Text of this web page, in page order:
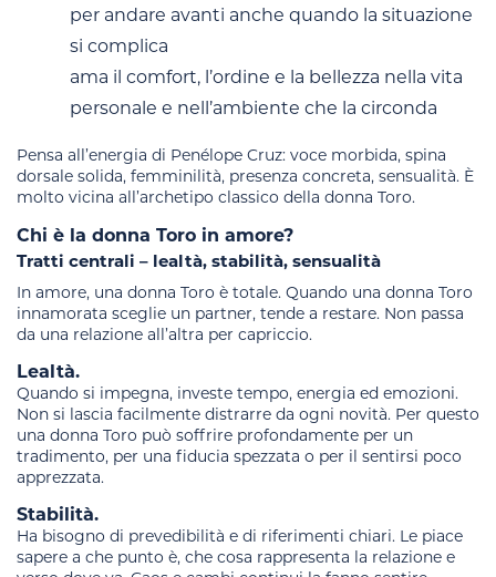
per andare avanti anche quando la situazione
si complica
ama il comfort, l’ordine e la bellezza nella vita
personale e nell’ambiente che la circonda
Pensa all’energia di Penélope Cruz: voce morbida, spina
dorsale solida, femminilità, presenza concreta, sensualità. È
molto vicina all’archetipo classico della donna Toro.
Chi è la donna Toro in amore?
Tratti centrali – lealtà, stabilità, sensualità
In amore, una donna Toro è totale. Quando una donna Toro
innamorata sceglie un partner, tende a restare. Non passa
da una relazione all’altra per capriccio.
Lealtà.
Quando si impegna, investe tempo, energia ed emozioni.
Non si lascia facilmente distrarre da ogni novità. Per questo
una donna Toro può soffrire profondamente per un
tradimento, per una fiducia spezzata o per il sentirsi poco
apprezzata.
Stabilità.
Ha bisogno di prevedibilità e di riferimenti chiari. Le piace
sapere a che punto è, che cosa rappresenta la relazione e